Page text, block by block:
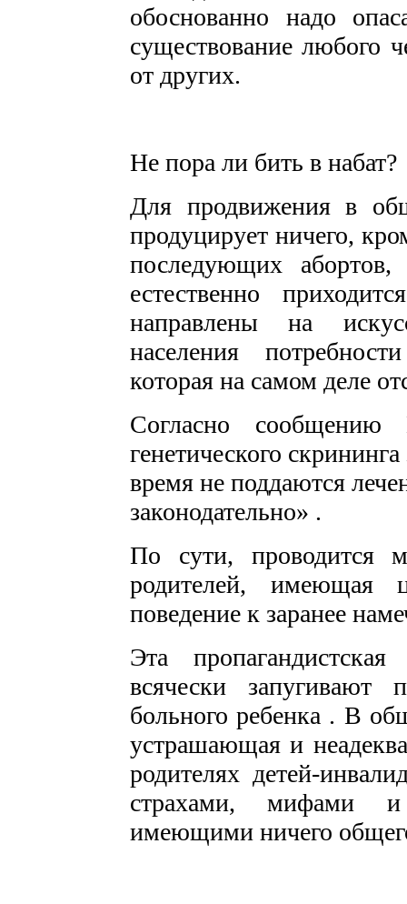
обоснованно надо
существование любого
от других.
Не пора ли бить в набат?
Для продвижения в
продуцирует ничего,
последующих абортов,
естественно
направлены на
населения
которая на самом деле
Согласно
генетического
время не поддаются
законодательно» .
По сути, проводится
родителей, имеющая
поведение к заранее
Эта
всячески запугивают
больного ребенка . В
устрашающая и
родителях детей-
страхами, мифами
имеющими ничего